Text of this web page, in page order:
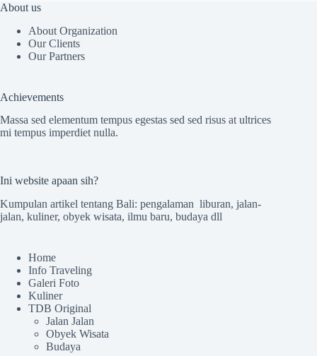
About us
About Organization
Our Clients
Our Partners
Achievements
Massa sed elementum tempus egestas sed sed risus at ultrices
mi tempus imperdiet nulla.
Ini website apaan sih?
Kumpulan artikel tentang Bali: pengalaman liburan, jalan-
jalan, kuliner, obyek wisata, ilmu baru, budaya dll
Home
Info Traveling
Galeri Foto
Kuliner
TDB Original
Jalan Jalan
Obyek Wisata
Budaya